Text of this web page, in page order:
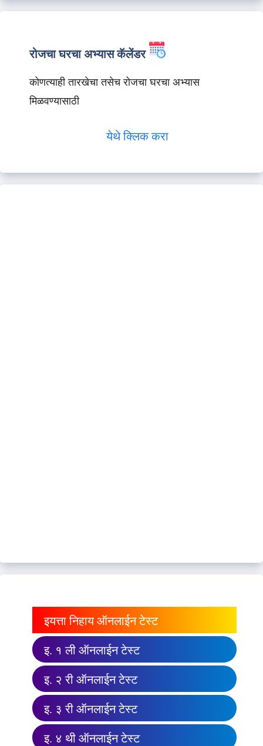
रोजचा घरचा अभ्यास कॅलेंडर
कोणत्याही तारखेचा तसेच रोजचा घरचा अभ्यास
मिळवण्यासाठी
येथे क्लिक करा
इयत्ता निहाय ऑनलाईन टेस्ट
इ. १ ली ऑनलाईन टेस्ट
इ. २ री ऑनलाईन टेस्ट
इ. ३ री ऑनलाईन टेस्ट
इ. ४ थी ऑनलाईन टेस्ट